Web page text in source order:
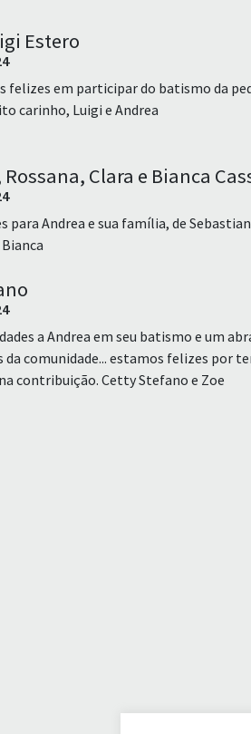
Estero
felizes em participar do batismo da
carinho, Luigi e Andrea
Clara e Bianca
para Andrea e sua família, de
a Andrea em seu batismo e um
da comunidade... estamos felizes por
contribuição. Cetty Stefano e Zoe